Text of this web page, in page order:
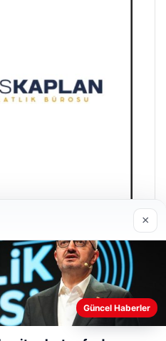
daha iyi anlayabilmek,
×
Güncel Haberler